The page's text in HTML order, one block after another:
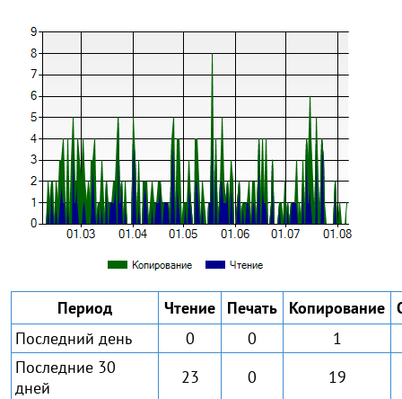
Период Чтение Печать Копирование
Последний день
0 0
1
Последние 30
дней
23 0
19